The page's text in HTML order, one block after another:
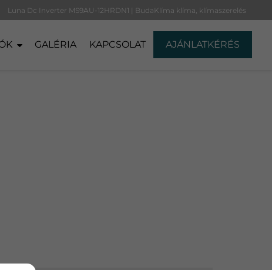
Luna Dc Inverter MS9AU-12HRDN1 | BudaKlíma klíma, klímaszerelés
GALÉRIA KAPCSOLAT AJÁNLATKÉRÉS